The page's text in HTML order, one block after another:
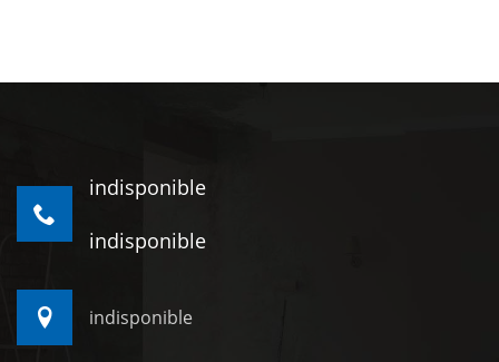
indisponible
indisponible
indisponible